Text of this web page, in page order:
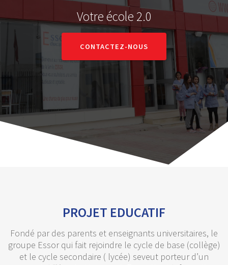
Votre école 2.0
CONTACTEZ-NOUS
PROJET EDUCATIF
Fondé par des parents et enseignants universitaires, le
groupe Essor qui fait rejoindre le cycle de base (collège)
et le cycle secondaire ( lycée) seveut porteur d’un